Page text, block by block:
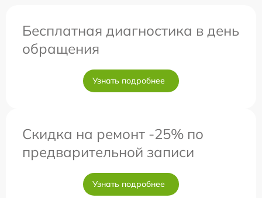
Бесплатная диагностика в день
обращения
Узнать подробнее
Скидка на ремонт -25% по
предварительной записи
Узнать подробнее